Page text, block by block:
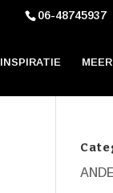
06-48745937